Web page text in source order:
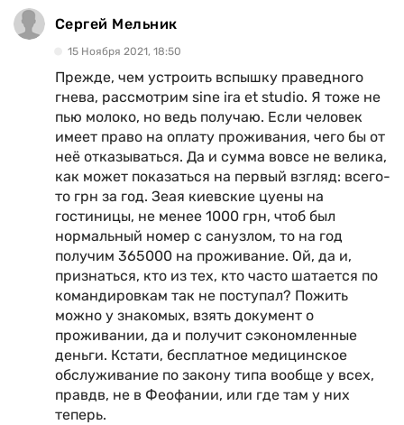
Сергей Мельник
15 Ноября 2021, 18:50
Прежде, чем устроить вспышку праведного
гнева, рассмотрим sine ira et studio. Я тоже не
пью молоко, но ведь получаю. Если человек
имеет право на оплату проживания, чего бы от
неё отказываться. Да и сумма вовсе не велика,
как может показаться на первый взгляд: всего-
то грн за год. Зеая киевские цуены на
гостиницы, не менее 1000 грн, чтоб был
нормальный номер с санузлом, то на год
получим 365000 на проживание. Ой, да и,
признаться, кто из тех, кто часто шатается по
командировкам так не поступал? Пожить
можно у знакомых, взять документ о
проживании, да и получит сэкономленные
деньги. Кстати, бесплатное медицинское
обслуживание по закону типа вообще у всех,
правдв, не в Феофании, или где там у них
теперь.